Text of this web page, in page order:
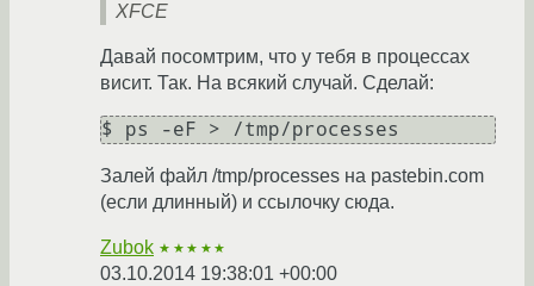
XFCE
Давай посомтрим, что у тебя в процессах
висит. Так. На всякий случай. Сделай:
Залей файл /tmp/processes на pastebin.com
(если длинный) и ссылочку сюда.
Zubok ★★★★★
03.10.2014 19:38:01 +00:00